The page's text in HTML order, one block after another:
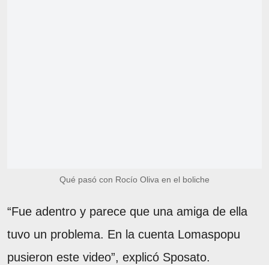
Qué pasó con Rocío Oliva en el boliche
“Fue adentro y parece que una amiga de ella
tuvo un problema. En la cuenta Lomaspopu
pusieron este video”, explicó Sposato.